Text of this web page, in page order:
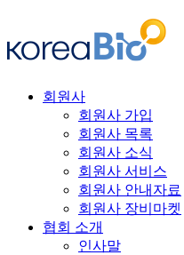
회원사
회원사 가입
회원사 목록
회원사 소식
회원사 서비스
회원사 안내자료
회원사 장비마켓
협회 소개
인사말